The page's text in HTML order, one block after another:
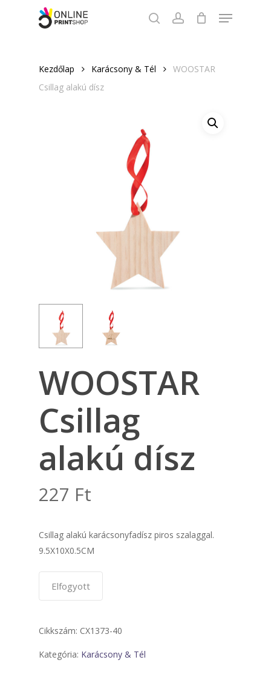
searchaccount
Menu
Kezdőlap Karácsony & Tél
WOOSTAR
Csillag alakú dísz
WOOSTAR
Csillag
alakú dísz
227 Ft
Csillag alakú karácsonyfadísz piros szalaggal.
9.5X10X0.5CM
Elfogyott
Cikkszám: CX1373-40
Kategória: Karácsony & Tél